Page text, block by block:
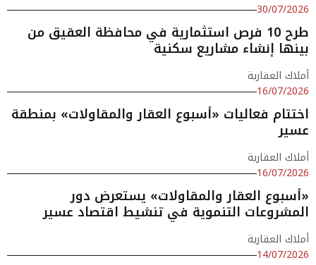
30/07/2026
طرح 10 فرص استثمارية في محافظة العقيق من
بينها إنشاء مشاريع سكنية
أملاك العقارية
16/07/2026
اختتام فعاليات «أسبوع العقار والمقاولات» بمنطقة
عسير
أملاك العقارية
16/07/2026
«أسبوع العقار والمقاولات» يستعرض دور
المشروعات التنموية في تنشيط اقتصاد عسير
أملاك العقارية
14/07/2026